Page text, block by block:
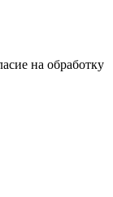
на обработку